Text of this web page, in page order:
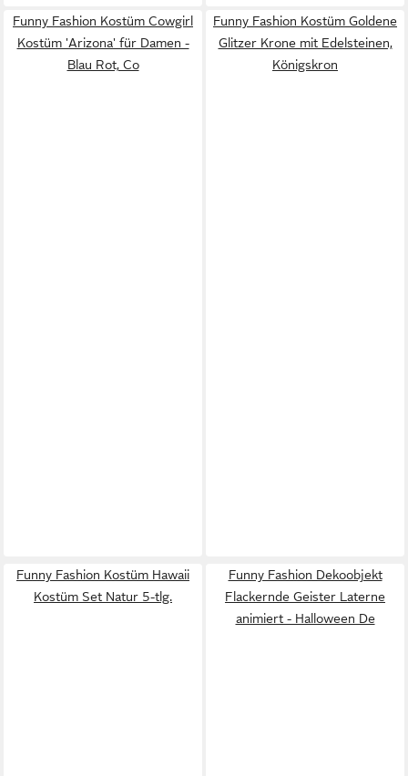
Funny Fashion Kostüm Cowgirl
Kostüm 'Arizona' für Damen -
Blau Rot, Co
Funny Fashion Kostüm Goldene
Glitzer Krone mit Edelsteinen,
Königskron
Funny Fashion Kostüm Hawaii
Kostüm Set Natur 5-tlg.
Funny Fashion Dekoobjekt
Flackernde Geister Laterne
animiert - Halloween De